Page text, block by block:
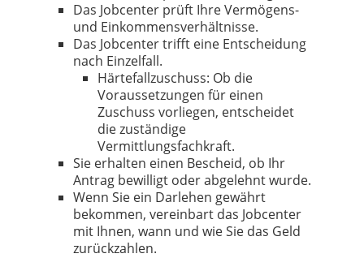
Das Jobcenter prüft Ihre Vermögens-
und Einkommensverhältnisse.
Das Jobcenter trifft eine Entscheidung
nach Einzelfall.
Härtefallzuschuss: Ob die
Voraussetzungen für einen
Zuschuss vorliegen, entscheidet
die zuständige
Vermittlungsfachkraft.
Sie erhalten einen Bescheid, ob Ihr
Antrag bewilligt oder abgelehnt wurde.
Wenn Sie ein Darlehen gewährt
bekommen, vereinbart das Jobcenter
mit Ihnen, wann und wie Sie das Geld
zurückzahlen.